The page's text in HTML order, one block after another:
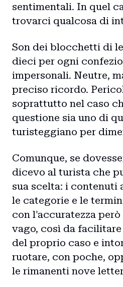
sentimentali. In quel
trovarci qualcosa di
Son dei blocchetti di
dieci per ogni
impersonali. Neutre,
preciso ricordo.
soprattutto nel caso
questione sia uno di
turisteggiano per
Comunque, se
dicevo al turista che
sua scelta: i contenuti
le categorie e le
con l'accuratezza
vago, così da
del proprio caso e
ruotare, con poche,
le rimanenti nove